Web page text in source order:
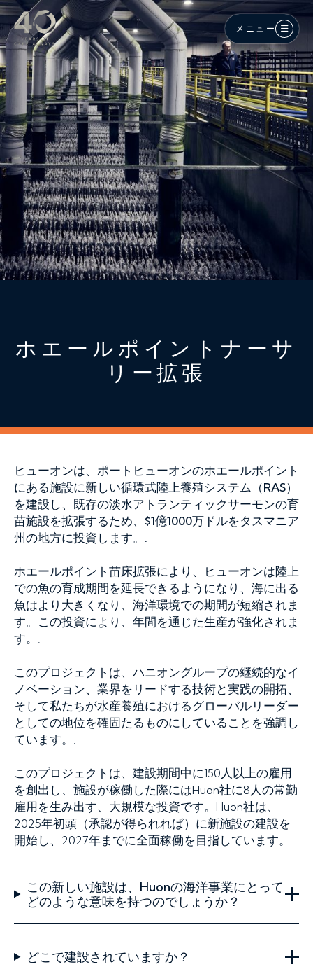
メインコンテンツへスキップ
メニュー
ホエールポイントナーサ
リー拡張
ヒューオンは、ポートヒューオンのホエールポイント
にある施設に新しい循環式陸上養殖システム（RAS）
を建設し、既存の淡水アトランティックサーモンの育
苗施設を拡張するため、$1億1000万ドルをタスマニア
州の地方に投資します。.
ホエールポイント苗床拡張により、ヒューオンは陸上
での魚の育成期間を延長できるようになり、海に出る
魚はより大きくなり、海洋環境での期間が短縮されま
す。この投資により、年間を通じた生産が強化されま
す。.
このプロジェクトは、ハニオングループの継続的なイ
ノベーション、業界をリードする技術と実践の開拓、
そして私たちが水産養殖におけるグローバルリーダー
としての地位を確固たるものにしていることを強調し
ています。.
このプロジェクトは、建設期間中に150人以上の雇用
を創出し、施設が稼働した際にはHuon社に8人の常勤
雇用を生み出す、大規模な投資です。Huon社は、
2025年初頭（承認が得られれば）に新施設の建設を
開始し、2027年までに全面稼働を目指しています。.
この新しい施設は、Huonの海洋事業にとって
どのような意味を持つのでしょうか？
どこで建設されていますか？